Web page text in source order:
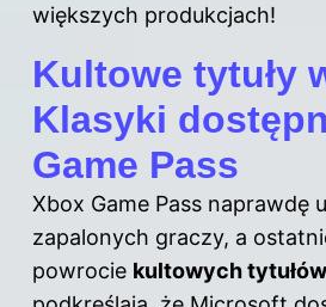
większych produkcjach!
Kultowe tytuły
Klasyki
Game Pass
Xbox Game Pass naprawdę
zapalonych graczy, a
powrocie kultowych tytułów